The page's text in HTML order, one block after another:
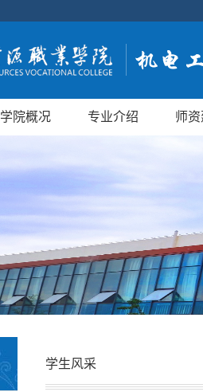
学院概况 专业介绍 师
学生风采